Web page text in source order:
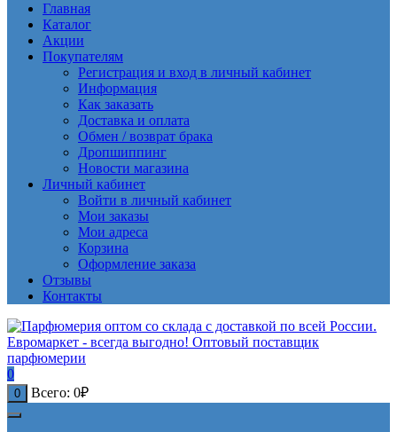
Главная
Каталог
Акции
Покупателям
Регистрация и вход в личный кабинет
Информация
Как заказать
Доставка и оплата
Обмен / возврат брака
Дропшиппинг
Новости магазина
Личный кабинет
Войти в личный кабинет
Мои заказы
Мои адреса
Корзина
Оформление заказа
Отзывы
Контакты
0
0 Всего: 0₽